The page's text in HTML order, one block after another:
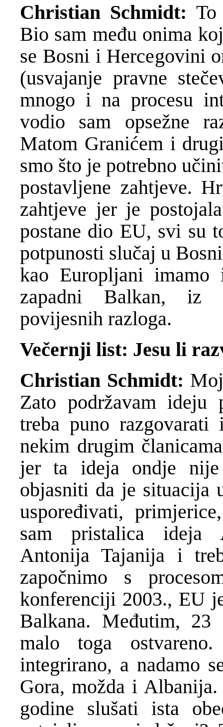
Christian Schmidt:
Bio sam među onima
se Bosni i Hercegovini
(usvajanje pravne
mnogo i na procesu
vodio sam opsežne
Matom Granićem i
smo što je potrebno
postavljene zahtjeve.
zahtjeve jer je
postane dio EU, svi su
potpunosti slučaj u
kao Europljani
zapadni Balkan, iz
povijesnih razloga.
Večernji list: Jesu li
Christian Schmidt:
Zato podržavam ideju
treba puno
nekim drugim
jer ta ideja ondje nije
objasniti da je situacija
uspoređivati,
sam pristalica ideja
Antonija Tajanija i
započnimo s
konferenciji 2003., EU
Balkana. Međutim,
malo toga
integrirano, a nadamo
Gora, možda i
godine slušati ista